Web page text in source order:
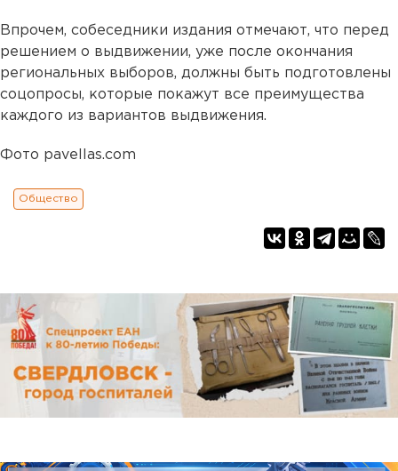
Впрочем, собеседники издания отмечают, что перед
решением о выдвижении, уже после окончания
региональных выборов, должны быть подготовлены
соцопросы, которые покажут все преимущества
каждого из вариантов выдвижения.
Фото pavellas.com
Общество